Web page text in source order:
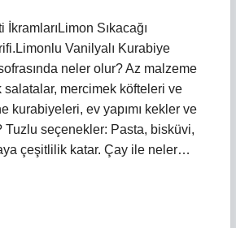
Sıkacağı
Vanilyalı Kurabiye
neler olur? Az malzeme
salatalar, mercimek köfteleri ve
kurabiyeleri, ev yapımı kekler ve
Tuzlu seçenekler: Pasta, bisküvi,
çeşitlilik katar. Çay ile neler…